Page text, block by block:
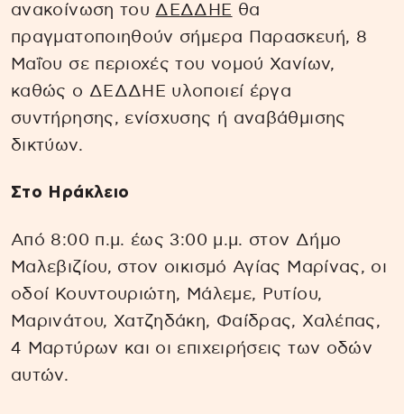
ανακοίνωση του ΔΕΔΔΗΕ θα
πραγματοποιηθούν σήμερα Παρασκευή, 8
Μαΐου σε περιοχές του νομού Χανίων,
καθώς ο ΔΕΔΔΗΕ υλοποιεί έργα
συντήρησης, ενίσχυσης ή αναβάθμισης
δικτύων.
Στο Ηράκλειο
Από 8:00 π.μ. έως 3:00 μ.μ. στον Δήμο
Μαλεβιζίου, στον οικισμό Αγίας Μαρίνας, οι
οδοί Κουντουριώτη, Μάλεμε, Ρυτίου,
Μαρινάτου, Χατζηδάκη, Φαίδρας, Χαλέπας,
4 Μαρτύρων και οι επιχειρήσεις των οδών
αυτών.